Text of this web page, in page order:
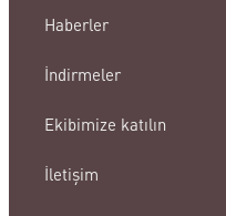
Haberler
İndirmeler
Ekibimize katılın
İletişim